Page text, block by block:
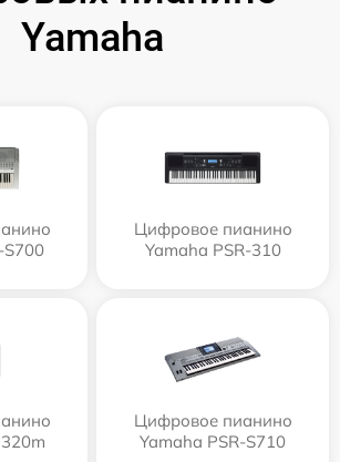
Yamaha
S700
Цифровое пианино
Yamaha PSR-310
Цифровое пианино
Yamaha PSR-S710